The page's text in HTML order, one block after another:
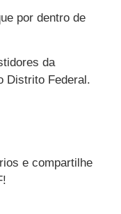
por dentro de
da
Distrito Federal.
e compartilhe